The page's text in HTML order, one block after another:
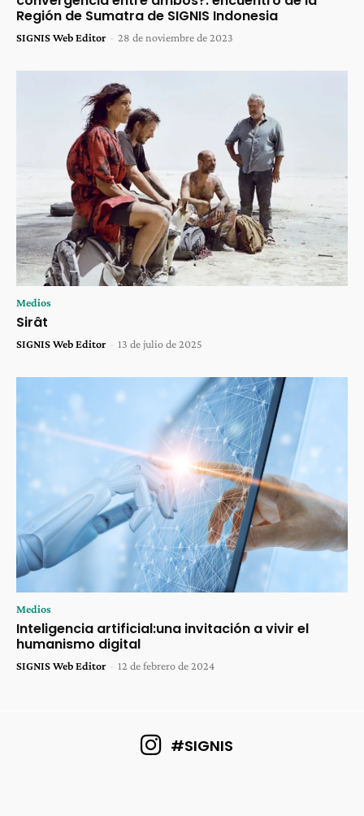
Región de Sumatra de SIGNIS Indonesia
SIGNIS Web Editor - 28 de noviembre de 2023
Medios
Sirât
SIGNIS Web Editor - 13 de julio de 2025
Medios
Inteligencia artificial:una invitación a vivir el
humanismo digital
SIGNIS Web Editor - 12 de febrero de 2024
#SIGNIS